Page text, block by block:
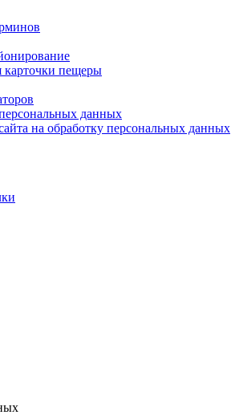
карточки пещеры
данных
на обработку персональных данных